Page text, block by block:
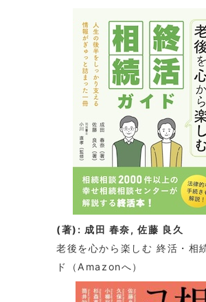
(著): 成田 春奈, 佐藤 良久
老後を心から楽しむ 終活・相
ド
（Amazonへ）